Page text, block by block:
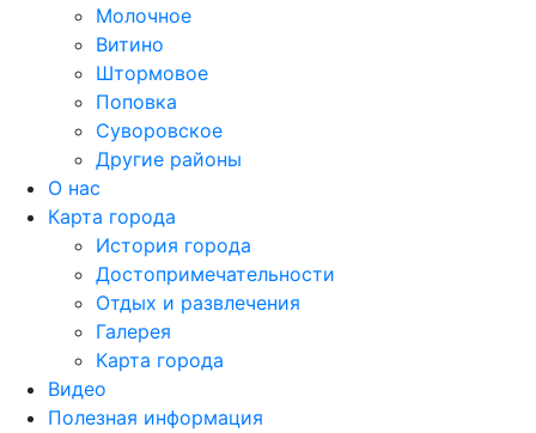
Молочное
Витино
Штормовое
Поповка
Суворовское
Другие районы
О нас
Карта города
История города
Достопримечательности
Отдых и развлечения
Галерея
Карта города
Видео
Полезная информация